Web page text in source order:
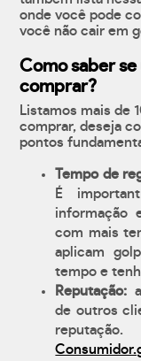
onde você pode
você não cair em
Como saber
comprar?
Listamos mais de
comprar, deseja
pontos
Tempo de
É
informação
com mais
aplicam
tempo e
Reputação:
de outros